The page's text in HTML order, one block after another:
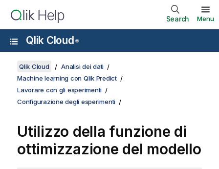
Search Menu
Qlik Cloud ®
Qlik Cloud
Analisi dei dati
Machine learning con Qlik Predict
Lavorare con gli esperimenti
Configurazione degli esperimenti
Utilizzo della funzione di
ottimizzazione del modello